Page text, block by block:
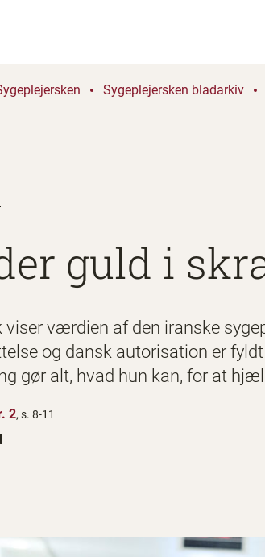
Sygeplejersken bladarkiv
guld i
viser værdien af den iranske
og dansk autorisation er
gør alt, hvad hun kan, for at
2, s. 8-11